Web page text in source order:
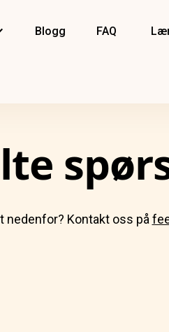
Blogg FAQ
nedenfor? Kontakt oss på